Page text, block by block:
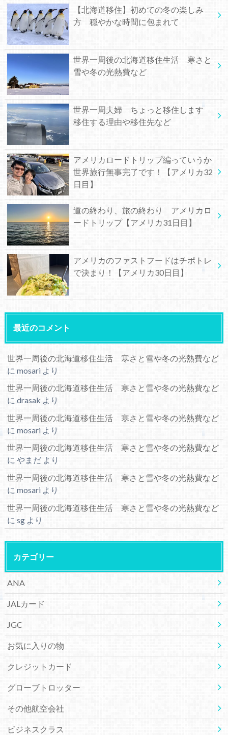
【北海道移住】初めての冬の楽しみ
方 穏やかな時間に包まれて
世界一周後の北海道移住生活 寒さと
雪や冬の光熱費など
世界一周夫婦 ちょっと移住します
移住する理由や移住先など
アメリカロードトリップ編っていうか
世界旅行無事完了です！【アメリカ32
日目】
道の終わり、旅の終わり アメリカロ
ードトリップ【アメリカ31日目】
アメリカのファストフードはチポトレ
で決まり！【アメリカ30日目】
最近のコメント
世界一周後の北海道移住生活 寒さと雪や冬の光熱費など
に mosariより
世界一周後の北海道移住生活 寒さと雪や冬の光熱費など
に drasak より
世界一周後の北海道移住生活 寒さと雪や冬の光熱費など
に mosariより
世界一周後の北海道移住生活 寒さと雪や冬の光熱費など
に やまだより
世界一周後の北海道移住生活 寒さと雪や冬の光熱費など
に mosariより
世界一周後の北海道移住生活 寒さと雪や冬の光熱費など
に sgより
カテゴリー
ANA
JALカード
JGC
お気に入りの物
クレジットカード
グローブトロッター
その他航空会社
ビジネスクラス